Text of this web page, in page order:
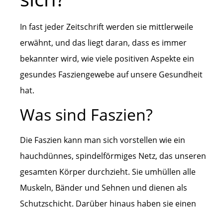
In fast jeder Zeitschrift werden sie mittlerweile
erwähnt, und das liegt daran, dass es immer
bekannter wird, wie viele positiven Aspekte ein
gesundes Fasziengewebe auf unsere Gesundheit
hat.
Was sind Faszien?
Die Faszien kann man sich vorstellen wie ein
hauchdünnes, spindelförmiges Netz, das unseren
gesamten Körper durchzieht. Sie umhüllen alle
Muskeln, Bänder und Sehnen und dienen als
Schutzschicht. Darüber hinaus haben sie einen